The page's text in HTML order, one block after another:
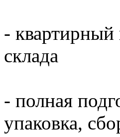
- квартирный
склада
- полная
упаковка,